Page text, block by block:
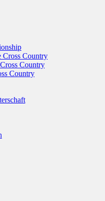
Cross Country
Country
Country